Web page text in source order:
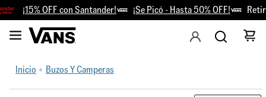
¡15% OFF con Santander! ¡Se Picó - Hasta 50% OFF! Retiro
Inicio Buzos Y Camperas